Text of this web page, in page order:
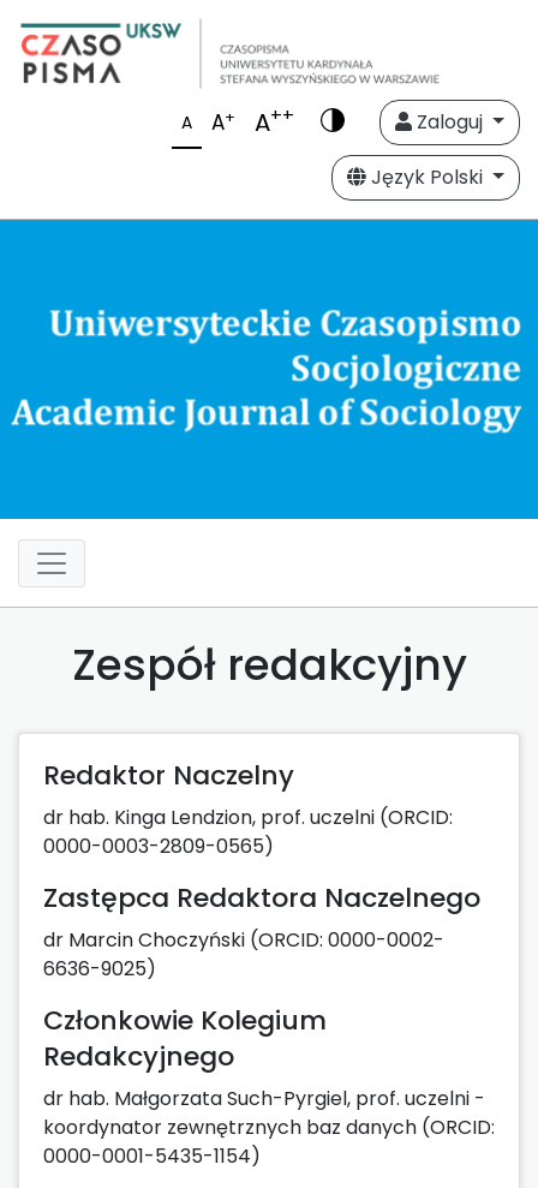
A A+ A++
Zaloguj
Język Polski
Zespół redakcyjny
Redaktor Naczelny
dr hab. Kinga Lendzion, prof. uczelni (ORCID:
0000-0003-2809-0565)
Zastępca Redaktora Naczelnego
dr Marcin Choczyński (ORCID: 0000-0002-
6636-9025)
Członkowie Kolegium
Redakcyjnego
dr hab. Małgorzata Such-Pyrgiel, prof. uczelni -
koordynator zewnętrznych baz danych (ORCID:
0000-0001-5435-1154)